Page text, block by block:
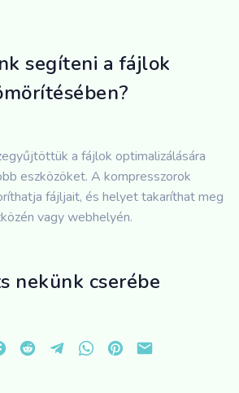
segíteni a fájlok
a fájlok optimalizálására
eszközöket. A kompresszorok
fájljait, és helyet takaríthat meg
vagy webhelyén.
nekünk cserébe